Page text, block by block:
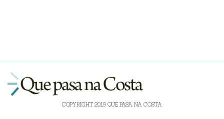
COPYRIGHT 2019 QUE PASA NA COSTA